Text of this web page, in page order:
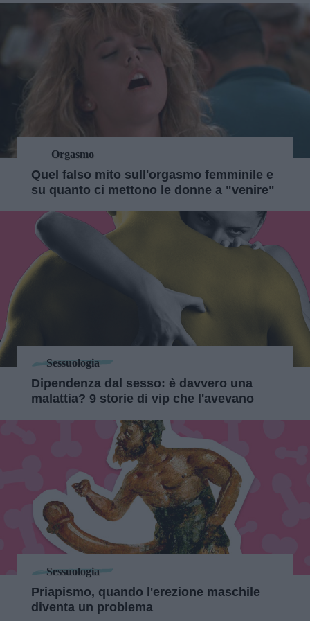
Orgasmo
Quel falso mito sull'orgasmo femminile e
su quanto ci mettono le donne a "venire"
Sessuologia
Dipendenza dal sesso: è davvero una
malattia? 9 storie di vip che l'avevano
Sessuologia
Priapismo, quando l'erezione maschile
diventa un problema